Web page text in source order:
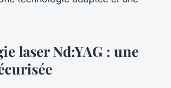
laser Nd:YAG : une